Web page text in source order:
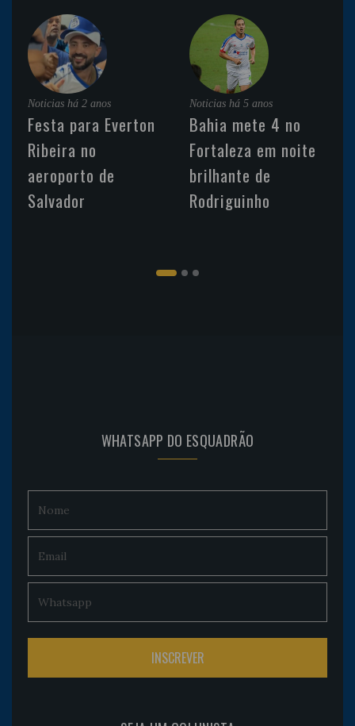
Noticias há 2 anos
Festa para Everton
Ribeira no
aeroporto de
Salvador
Noticias há 5 anos
Bahia mete 4 no
Fortaleza em noite
brilhante de
Rodriguinho
WHATSAPP DO ESQUADRÃO